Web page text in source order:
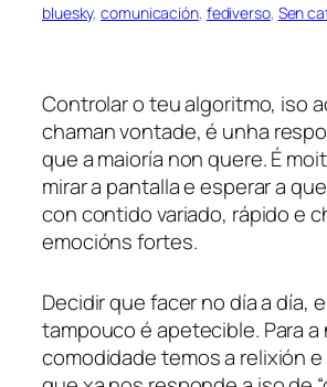
bluesky, comunicación, fediverso, Sen
Controlar o teu algoritmo, iso
chaman vontade, é unha
que a maioría non quere. É
mirar a pantalla e esperar a
con contido variado, rápido e
emocións fortes.
Decidir que facer no día a día,
tampouco é apetecible. Para a
comodidade temos a relixión